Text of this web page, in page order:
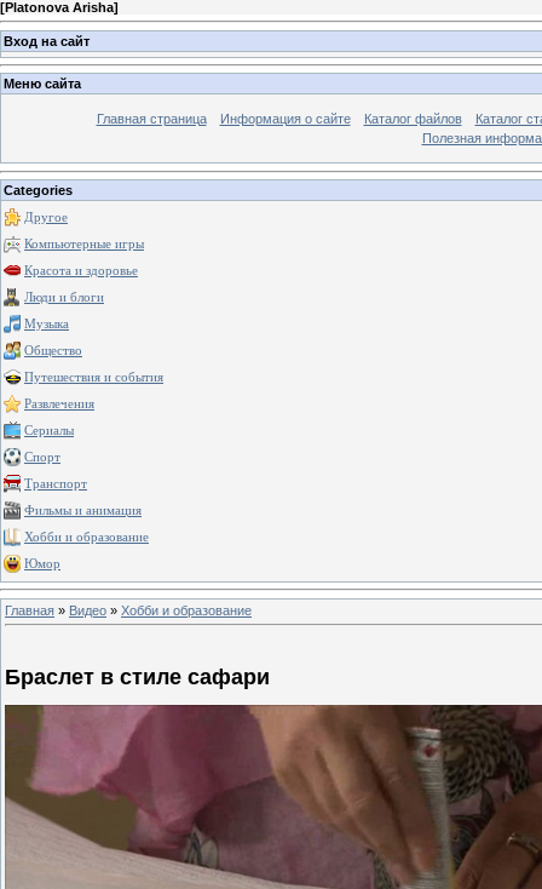
[Platonova Arisha]
Вход на сайт
Меню сайта
Главная страница Информация о сайте Каталог файлов
Каталог
Полезная
Categories
Другое
Компьютерные игры
Красота и здоровье
Люди и блоги
Музыка
Общество
Путешествия и события
Развлечения
Сериалы
Спорт
Транспорт
Фильмы и анимация
Хобби и образование
Юмор
Главная » Видео » Хобби и образование
Браслет в стиле сафари